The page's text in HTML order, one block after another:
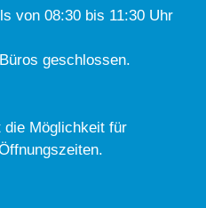
von 08:30 bis 11:30 Uhr
geschlossen.
die Möglichkeit für